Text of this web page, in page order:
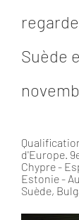
Suède
d'Europe.
Chypre -
Estonie -
Suède,